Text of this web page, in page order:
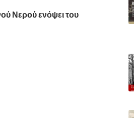
Νερού ενόψει του